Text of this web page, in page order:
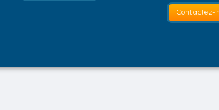
Contactez-